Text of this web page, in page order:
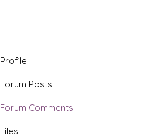
Profile
Forum Posts
Forum Comments
Files